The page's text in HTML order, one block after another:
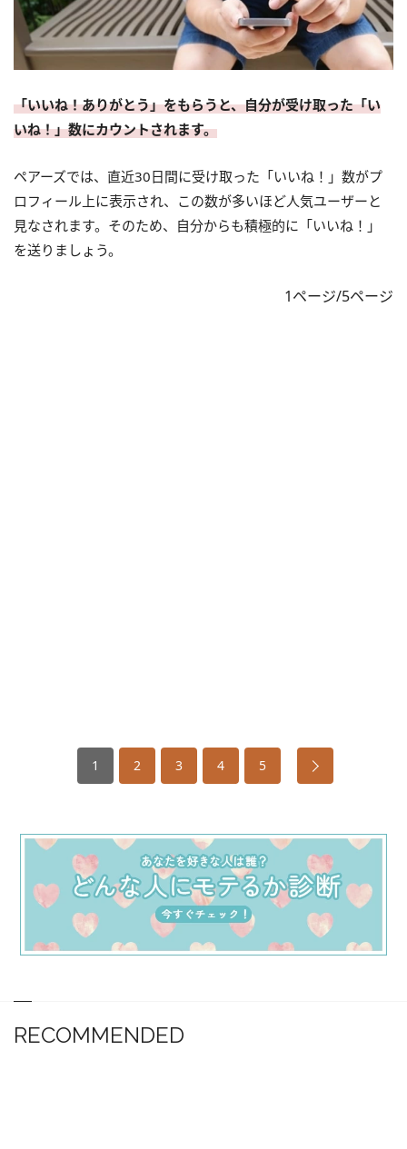
「いいね！ありがとう」をもらうと、自分が受け取った「い
いね！」数にカウントされます。
ペアーズでは、直近30日間に受け取った「いいね！」数がプ
ロフィール上に表示され、この数が多いほど人気ユーザーと
見なされます。そのため、自分からも積極的に「いいね！」
を送りましょう。
1ページ/5ページ
1 2 3 4 5
RECOMMENDED